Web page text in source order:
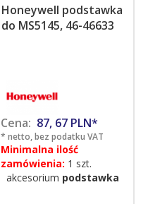
Honeywell podstawka
do MS5145, 46-46633
Cena: 87, 67 PLN*
* netto, bez podatku VAT
Minimalna ilość
zamówienia: 1 szt.
akcesorium podstawka